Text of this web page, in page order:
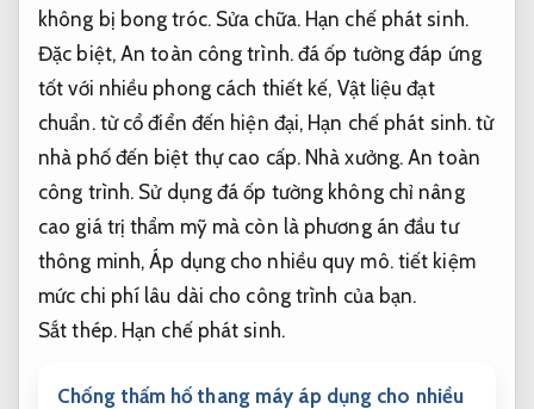
không bị bong tróc. Sửa chữa. Hạn chế phát sinh.
Đặc biệt, An toàn công trình.đá ốp tường đáp ứng
tốt với nhiều phong cách thiết kế, Vật liệu đạt
chuẩn.từ cổ điển đến hiện đại, Hạn chế phát sinh. từ
nhà phố đến biệt thự cao cấp. Nhà xưởng. An toàn
công trình. Sử dụng đá ốp tường không chỉ nâng
cao giá trị thẩm mỹ mà còn là phương án đầu tư
thông minh, Áp dụng cho nhiều quy mô.tiết kiệm
mức chi phí lâu dài cho công trình của bạn.
Sắt thép. Hạn chế phát sinh.
Chống thấm hố thang máy áp dụng cho nhiều